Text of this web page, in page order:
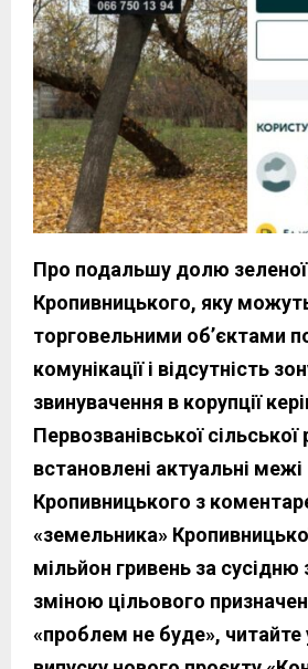
Про подальшу долю
Кропивницького, яку
торговельними об’єктами
комунікації і відсутність
звинувачення в корупції
Первозванівської сільської
встановлені актуальні межі
Кропивницького з
«земельника»
мільйон гривень за сусідню
зміною цільового
«проблем не буде»,